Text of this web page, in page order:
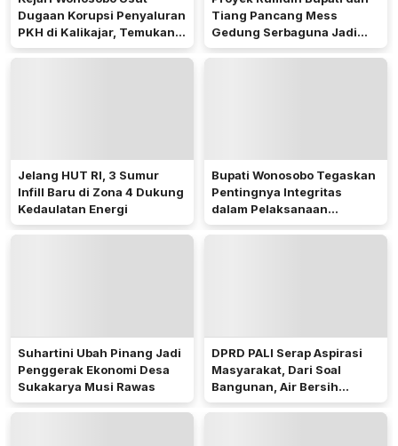
Dugaan Korupsi Penyaluran
PKH di Kalikajar, Temukan
Hampir 600 Kartu ATM
Tiang Pancang Mess
Gedung Serbaguna Jadi
Sorotan Publik
Jelang HUT RI, 3 Sumur
Infill Baru di Zona 4 Dukung
Kedaulatan Energi
Bupati Wonosobo Tegaskan
Pentingnya Integritas
dalam Pelaksanaan
Pilkades 2026
Suhartini Ubah Pinang Jadi
Penggerak Ekonomi Desa
Sukakarya Musi Rawas
DPRD PALI Serap Aspirasi
Masyarakat, Dari Soal
Bangunan, Air Bersih
Hingga Pergub Seismik